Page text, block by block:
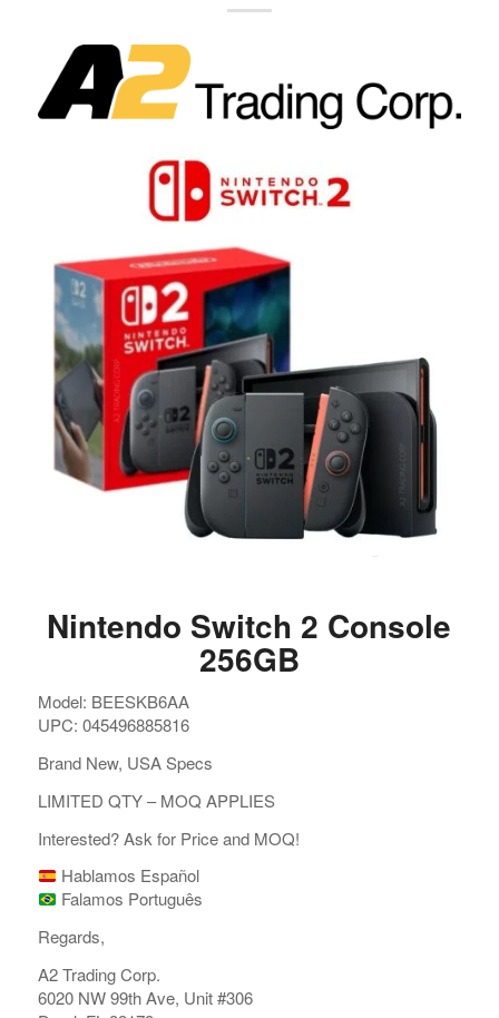
Nintendo Switch 2 Console
256GB
Model: BEESKB6AA
UPC: 045496885816
Brand New, USA Specs
LIMITED QTY – MOQ APPLIES
Interested? Ask for Price and MOQ!
Hablamos Español
Falamos Português
Regards,
A2 Trading Corp.
6020 NW 99th Ave, Unit #306